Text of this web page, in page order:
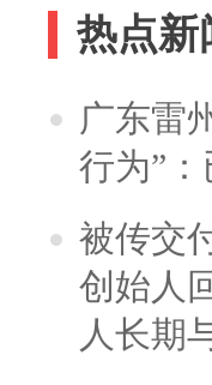
热点新
广东雷
行为”
被传交
创始人
人长期